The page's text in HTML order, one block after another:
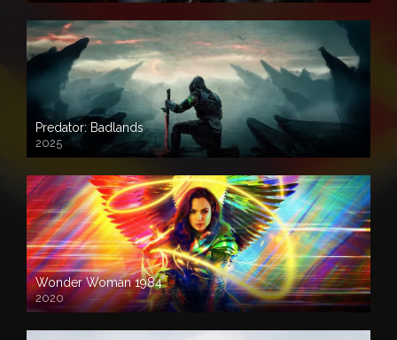
Predator: Badlands
2025
Wonder Woman 1984
2020